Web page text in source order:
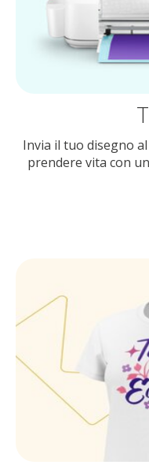
Invia il tuo disegno
prendere vita con